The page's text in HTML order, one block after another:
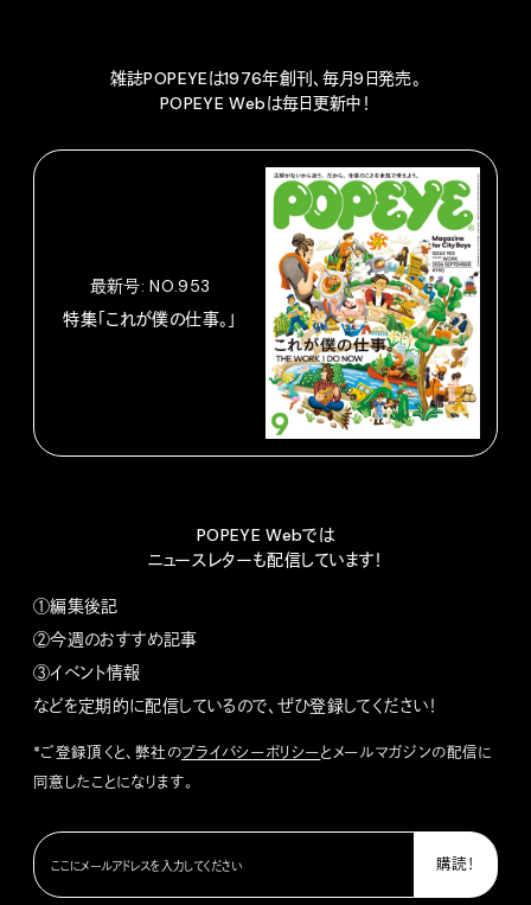
雑誌POPEYEは1976年創刊、毎月9日発売。
POPEYE Webは毎日更新中！
最新号: NO.953
特集「これが僕の仕事。」
POPEYE Webでは
ニュースレターも配信しています！
①編集後記
②今週のおすすめ記事
③イベント情報
などを定期的に配信しているので、ぜひ登録してください！
*ご登録頂くと、弊社のプライバシーポリシーとメールマガジンの配信に
同意したことになります。